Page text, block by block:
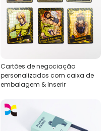
Cartões de negociação
personalizados com caixa de
embalagem & Inserir